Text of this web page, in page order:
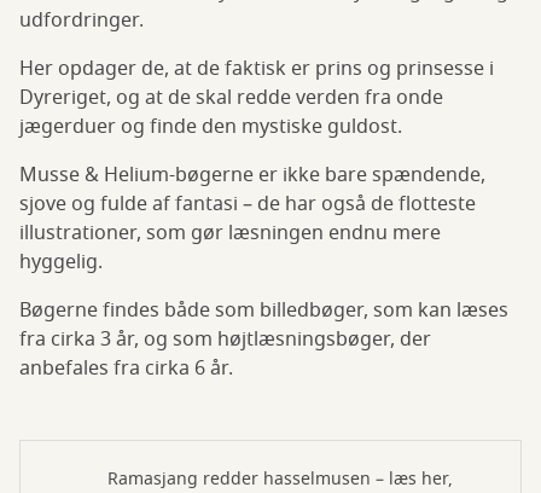
udfordringer.
Her opdager de, at de faktisk er prins og prinsesse i
Dyreriget, og at de skal redde verden fra onde
jægerduer og finde den mystiske guldost.
Musse & Helium-bøgerne er ikke bare spændende,
sjove og fulde af fantasi – de har også de flotteste
illustrationer, som gør læsningen endnu mere
hyggelig.
Bøgerne findes både som billedbøger, som kan læses
fra cirka 3 år, og som højtlæsningsbøger, der
anbefales fra cirka 6 år.
Ramasjang redder hasselmusen – læs her,